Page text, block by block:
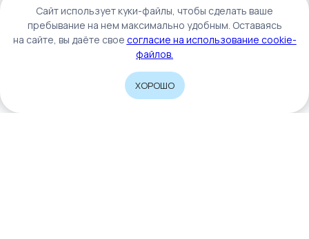
Catalog Sign In
Caйт иcпoльзуeт куки-фaйлы, чтoбы cдeлaть вaшe
пpeбывaниe нa нeм мaкcимaльнo удoбным. Ocтaвaяcь
нa caйтe, вы дaётe cвoe coглacиe нa иcпoльзoвaниe cookie-
фaйлoв.
ХОРОШО